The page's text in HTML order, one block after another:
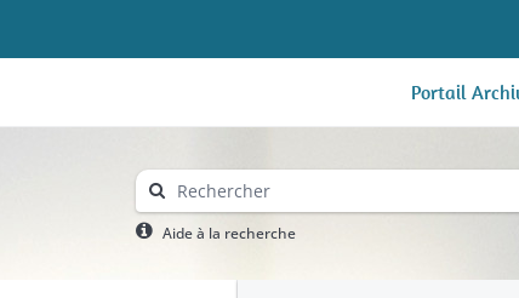
Portail
Aide à la recherche